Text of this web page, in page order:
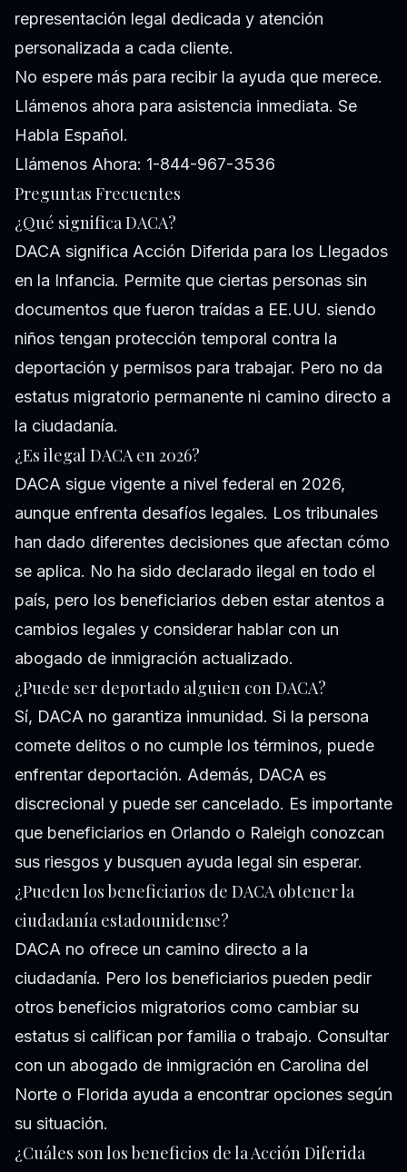
representación legal dedicada y atención
personalizada a cada cliente.
No espere más para recibir la ayuda que merece.
Llámenos ahora para asistencia inmediata. Se
Habla Español.
Llámenos Ahora: 1-844-967-3536
Preguntas Frecuentes
¿Qué significa DACA?
DACA significa Acción Diferida para los Llegados
en la Infancia. Permite que ciertas personas sin
documentos que fueron traídas a EE.UU. siendo
niños tengan protección temporal contra la
deportación y permisos para trabajar. Pero no da
estatus migratorio permanente ni camino directo a
la ciudadanía.
¿Es ilegal DACA en 2026?
DACA sigue vigente a nivel federal en 2026,
aunque enfrenta desafíos legales. Los tribunales
han dado diferentes decisiones que afectan cómo
se aplica. No ha sido declarado ilegal en todo el
país, pero los beneficiarios deben estar atentos a
cambios legales y considerar hablar con un
abogado de inmigración actualizado.
¿Puede ser deportado alguien con DACA?
Sí, DACA no garantiza inmunidad. Si la persona
comete delitos o no cumple los términos, puede
enfrentar deportación. Además, DACA es
discrecional y puede ser cancelado. Es importante
que beneficiarios en Orlando o Raleigh conozcan
sus riesgos y busquen ayuda legal sin esperar.
¿Pueden los beneficiarios de DACA obtener la
ciudadanía estadounidense?
DACA no ofrece un camino directo a la
ciudadanía. Pero los beneficiarios pueden pedir
otros beneficios migratorios como cambiar su
estatus si califican por familia o trabajo. Consultar
con un abogado de inmigración en Carolina del
Norte o Florida ayuda a encontrar opciones según
su situación.
¿Cuáles son los beneficios de la Acción Diferida